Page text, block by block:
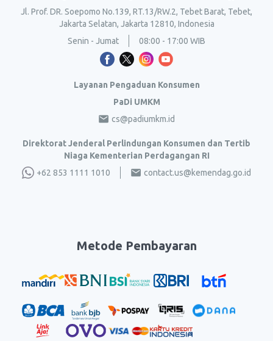
Jl. Prof. DR. Soepomo No.139, RT.13/RW.2, Tebet Barat, Tebet,
Jakarta Selatan, Jakarta 12810, Indonesia
Senin - Jumat
08:00 - 17:00 WIB
Layanan Pengaduan Konsumen
PaDi UMKM
cs@padiumkm.id
Direktorat Jenderal Perlindungan Konsumen dan Tertib
Niaga Kementerian Perdagangan RI
+62 853 1111 1010
contact.us@kemendag.go.id
Metode Pembayaran